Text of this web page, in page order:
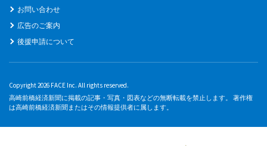
お問い合わせ
広告のご案内
後援申請について
Copyright 2026 FACE Inc. All rights reserved.
高崎前橋経済新聞に掲載の記事・写真・図表などの無断転載を禁止します。 著作権
は高崎前橋経済新聞またはその情報提供者に属します。